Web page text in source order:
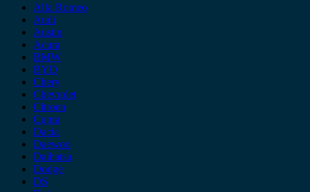
Alfa Romeo
Audi
Austin
Acura
BMW
BYD
Chery
Chevrolet
Citroen
Cupra
Dacia
Daewoo
Daihatsu
Dodge
DS